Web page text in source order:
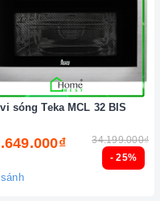
- 25%
sóng Teka MCL 32 BIS
34.199.000₫